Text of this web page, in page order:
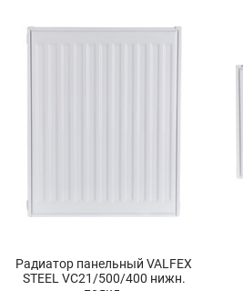
Радиатор панельный VALFEX
STEEL VC21/500/400 нижн.